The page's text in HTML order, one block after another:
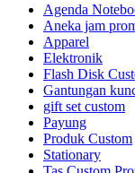
Agenda
Aneka jam
Apparel
Elektronik
Flash Disk
Gantungan
gift set custom
Payung
Produk Custom
Stationary